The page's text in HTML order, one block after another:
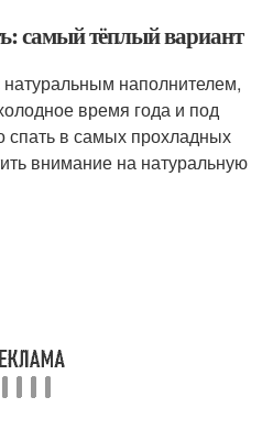
самый тёплый вариант
наполнителем,
время года и под
спать в самых прохладных
внимание на натуральную